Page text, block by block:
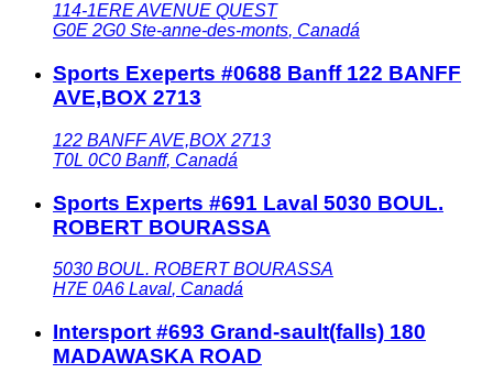
114-1ERE AVENUE QUEST
G0E 2G0 Ste-anne-des-monts, Canadá
Sports Exeperts #0688 Banff 122 BANFF
AVE,BOX 2713
122 BANFF AVE,BOX 2713
T0L 0C0 Banff, Canadá
Sports Experts #691 Laval 5030 BOUL.
ROBERT BOURASSA
5030 BOUL. ROBERT BOURASSA
H7E 0A6 Laval, Canadá
Intersport #693 Grand-sault(falls) 180
MADAWASKA ROAD